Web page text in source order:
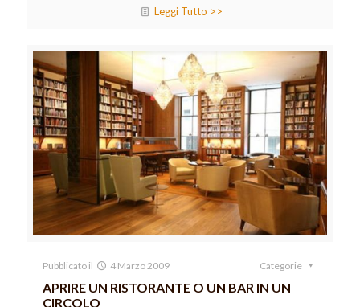
Leggi Tutto >>
Pubblicato il 4 Marzo 2009 Categorie
APRIRE UN RISTORANTE O UN BAR IN UN
CIRCOLO